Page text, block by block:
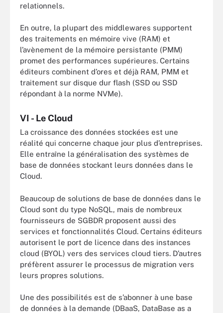
relationnels.
En outre, la plupart des middlewares supportent
des traitements en mémoire vive (RAM) et
l’avènement de la mémoire persistante (PMM)
promet des performances supérieures. Certains
éditeurs combinent d’ores et déjà RAM, PMM et
traitement sur disque dur flash (SSD ou SSD
répondant à la norme NVMe).
VI - Le Cloud
La croissance des données stockées est une
réalité qui concerne chaque jour plus d’entreprises.
Elle entraîne la généralisation des systèmes de
base de données stockant leurs données dans le
Cloud.
Beaucoup de solutions de base de données dans le
Cloud sont du type NoSQL, mais de nombreux
fournisseurs de SGBDR proposent aussi des
services et fonctionnalités Cloud. Certains éditeurs
autorisent le port de licence dans des instances
cloud (BYOL) vers des services cloud tiers. D’autres
préfèrent assurer le processus de migration vers
leurs propres solutions.
Une des possibilités est de s’abonner à une base
de données à la demande (DBaaS, DataBase as a